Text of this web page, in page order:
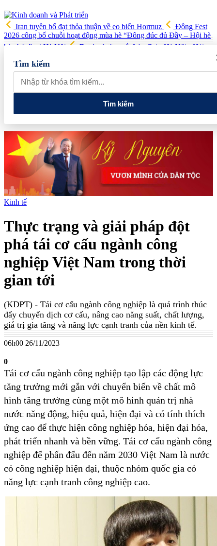
Iran tuyên bố đạt thỏa thuận về eo biển Hormuz
Đông Fest
2026 công bố chuỗi hoạt động mùa hè “Đông đúc đủ Đầy – Hội hè
háo hức” tại Hà Nội
Dự án đường sắt Lào Cai - Hà Nội - Hải
Phòng được đề xuất tăng vốn thêm 86.100 tỷ đồng
2026 mở rộng cơ hội kết nối quốc tế cho doanh nghiệp du lịch
Thủ tướng: Xây dựng một không gian mạng an toàn, tin cậy và
Tìm kiếm
Tìm kiếm
Kinh tế
Thực trạng và giải pháp đột
phá tái cơ cấu ngành công
nghiệp Việt Nam trong thời
gian tới
(KDPT) - Tái cơ cấu ngành công nghiệp là quá trình thúc
đẩy chuyển dịch cơ cấu, nâng cao năng suất, chất lượng,
giá trị gia tăng và năng lực cạnh tranh của nền kinh tế.
06h00 26/11/2023
0
Tái cơ cấu ngành công nghiệp tạo lập các động lực
tăng trưởng mới gắn với chuyển biến về chất mô
hình tăng trưởng cùng một mô hình quản trị nhà
nước năng động, hiệu quả, hiện đại và có tính thích
ứng cao để thực hiện công nghiệp hóa, hiện đại hóa,
phát triển nhanh và bền vững. Tái cơ cấu ngành công
nghiệp để phấn đấu đến năm 2030 Việt Nam là nước
có công nghiệp hiện đại, thuộc nhóm quốc gia có
năng lực cạnh tranh công nghiệp cao.